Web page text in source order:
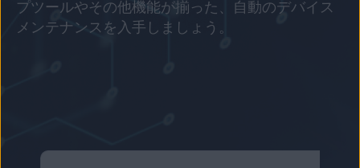
プツールやその他機能が揃った、自動のデバイス
メンテナンスを入手しましょう。